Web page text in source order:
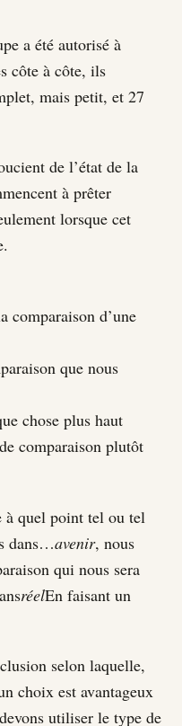
a été autorisé à
côte à côte, ils
mais petit, et 27
de l’état de la
à prêter
lorsque cet
comparaison d’une
que nous
chose plus haut
comparaison plutôt
à quel point tel ou tel
dans…avenir, nous
qui nous sera
réelEn faisant un
selon laquelle,
choix est avantageux
utiliser le type de